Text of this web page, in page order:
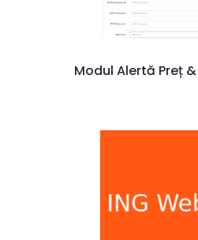
Modul Alertă Preț